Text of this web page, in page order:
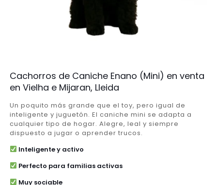
Cachorros de Caniche Enano (Mini) en venta
en Vielha e Mijaran, Lleida
Un poquito más grande que el toy, pero igual de
inteligente y juguetón. El caniche mini se adapta a
cualquier tipo de hogar. Alegre, leal y siempre
dispuesto a jugar o aprender trucos.
Inteligente y activo
Perfecto para familias activas
Muy sociable